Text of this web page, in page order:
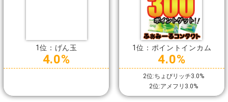
1位：げん玉
4.0%
1位：ポイントインカム
4.0%
2位:ちょびリッチ3.0%
2位:アメフリ3.0%